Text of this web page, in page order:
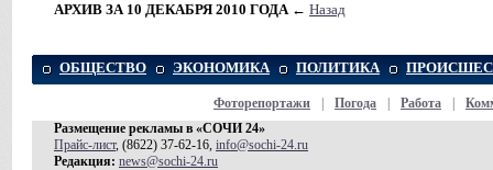
АРХИВ ЗА 10 ДЕКАБРЯ 2010 ГОДА ← Назад
ОБЩЕСТВО ЭКОНОМИКА ПОЛИТИКА
Фоторепортажи Погода Работа
Размещение рекламы в «СОЧИ 24»
Прайс-лист, (8622) 37-62-16, info@sochi-24.ru
Редакция: news@sochi-24.ru